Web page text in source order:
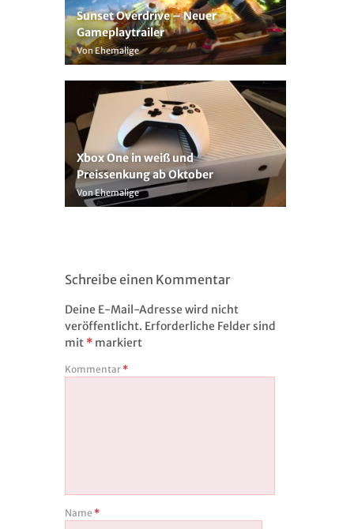
Sunset Overdrive – Neuer
Gameplaytrailer
Von Ehemalige
Xbox One in weiß und
Preissenkung ab Oktober
Von Ehemalige
Schreibe einen Kommentar
Deine E-Mail-Adresse wird nicht
veröffentlicht. Erforderliche Felder sind
mit * markiert
Kommentar *
Name *